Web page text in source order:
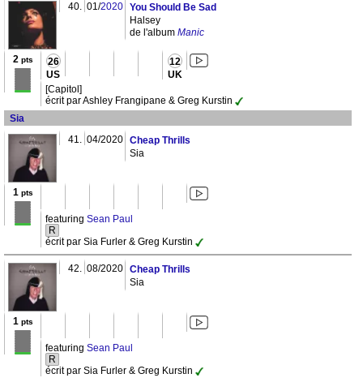
40. 01/2020 You Should Be Sad
Halsey
de l'album Manic
2 pts 26
US
12
UK
[Capitol]
écrit par Ashley Frangipane & Greg Kurstin
Sia
41. 04/2020 Cheap Thrills
Sia
1 pts
featuring Sean Paul
R
écrit par Sia Furler & Greg Kurstin
42. 08/2020 Cheap Thrills
Sia
1 pts
featuring Sean Paul
R
écrit par Sia Furler & Greg Kurstin